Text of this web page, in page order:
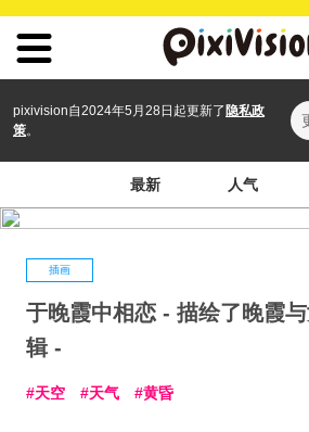
pixivision自2024年5月28日起更新了 隐私政
策。
最新 人气
插画
于晚霞中相恋 - 描绘了晚霞
辑 -
天空 天气 黄昏